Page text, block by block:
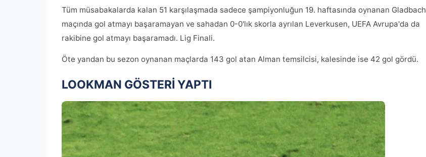
Tüm müsabakalarda kalan 51 karşılaşmada sadece şampiyonluğun 19. haftasında oynanan Gladbach
maçında gol atmayı başaramayan ve sahadan 0-0'lık skorla ayrılan Leverkusen, UEFA Avrupa'da da
rakibine gol atmayı başaramadı. Lig Finali.
Öte yandan bu sezon oynanan maçlarda 143 gol atan Alman temsilcisi, kalesinde ise 42 gol gördü.
LOOKMAN GÖSTERİ YAPTI